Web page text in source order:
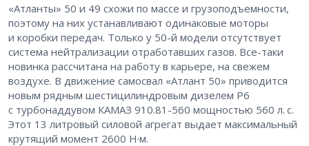
«Атланты» 50 и 49 схожи по массе и грузоподъемности,
поэтому на них устанавливают одинаковые моторы
и коробки передач. Только у 50-й модели отсутствует
система нейтрализации отработавших газов. Все-таки
новинка рассчитана на работу в карьере, на свежем
воздухе. В движение самосвал «Атлант 50» приводится
новым рядным шестицилиндровым дизелем Р6
с турбонаддувом КАМАЗ 910.81-560 мощностью 560 л. с.
Этот 13 литровый силовой агрегат выдает максимальный
крутящий момент 2600 Н·м.